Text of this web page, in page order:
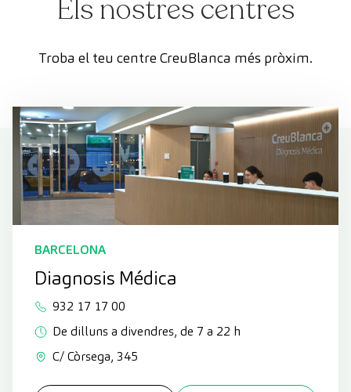
Els nostres centres
Troba el teu centre CreuBlanca més pròxim.
BARCELONA
Diagnosis Médica
932 17 17 00
De dilluns a divendres, de 7 a 22 h
C/ Còrsega, 345